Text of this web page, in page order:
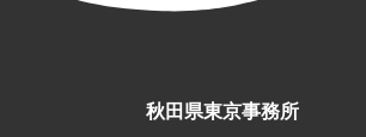
秋田県東京事務所